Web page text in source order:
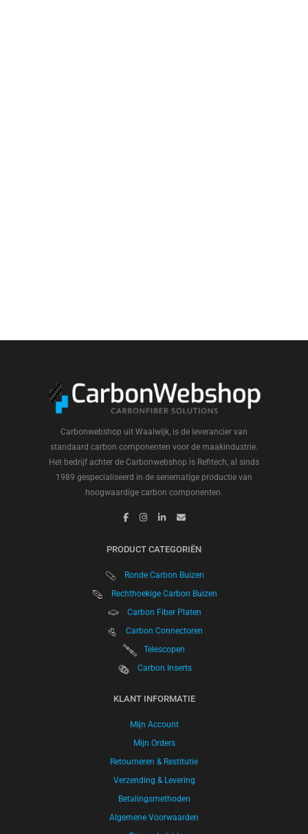
Carbonwebshop uit Waalwijk, is de leverancier van
standaard carbon componenten voor de maakindustrie.
Het bedrijf achter de Carbonwebshop is Refitech, al sinds
1989 gespecialiseerd in de seriematige productie van
hoogwaardige carbon componenten.
PRODUCT CATEGORIËN
Ronde Carbon Buizen
Rechthoekige Carbon Buizen
Carbon Fiber Platen
Carbon Connectoren
Telescopen
Carbon Inserts
KLANT INFORMATIE
Mijn Account
Mijn Orders
Retourneren & Restitutie
Verzending & Levering
Betalingsmethoden
Algemene Voorwaarden